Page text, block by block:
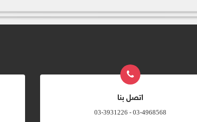
اتصل بنا
03-4968568 - 03-3931226